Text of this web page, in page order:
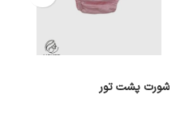
شورت پشت تور